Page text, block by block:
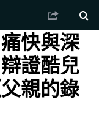
快與深
證酷兒
親的錄